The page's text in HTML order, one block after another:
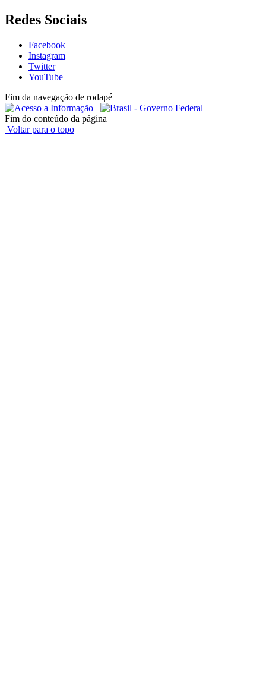
Redes Sociais
Facebook
Instagram
Twitter
YouTube
Fim da navegação de rodapé
Fim do conteúdo da página
Voltar para o topo